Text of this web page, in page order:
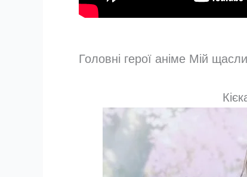
Головні герої аніме Мій